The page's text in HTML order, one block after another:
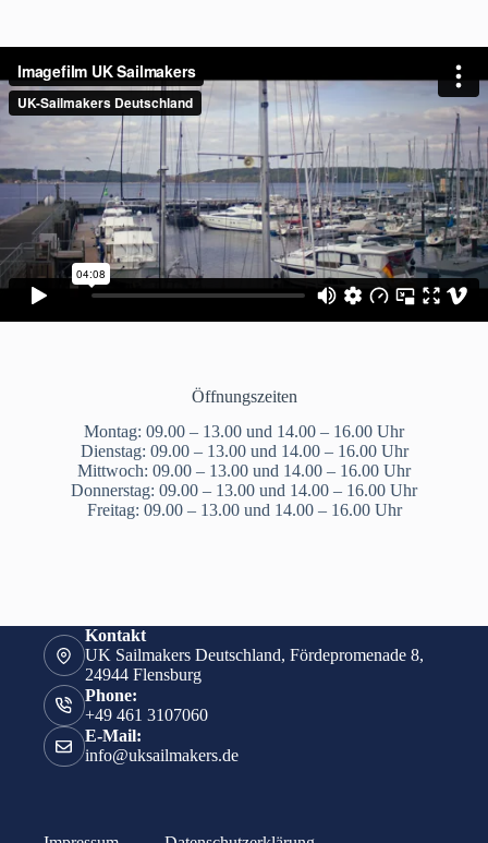
Öffnungszeiten
Montag: 09.00 – 13.00 und 14.00 – 16.00 Uhr
Dienstag: 09.00 – 13.00 und 14.00 – 16.00 Uhr
Mittwoch: 09.00 – 13.00 und 14.00 – 16.00 Uhr
Donnerstag: 09.00 – 13.00 und 14.00 – 16.00 Uhr
Freitag: 09.00 – 13.00 und 14.00 – 16.00 Uhr
Kontakt
UK Sailmakers Deutschland, Fördepromenade 8,
24944 Flensburg
Phone:
+49 461 3107060
E-Mail:
info@uksailmakers.de